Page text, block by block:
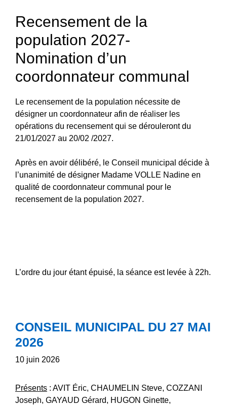
Recensement de la
population 2027-
Nomination d’un
coordonnateur communal
Le recensement de la population nécessite de
désigner un coordonnateur afin de réaliser les
opérations du recensement qui se dérouleront du
21/01/2027 au 20/02 /2027.
Après en avoir délibéré, le Conseil municipal décide à
l’unanimité de désigner Madame VOLLE Nadine en
qualité de coordonnateur communal pour le
recensement de la population 2027.
L’ordre du jour étant épuisé, la séance est levée à 22h.
CONSEIL MUNICIPAL DU 27 MAI
2026
10 juin 2026
Présents : AVIT Éric, CHAUMELIN Steve, COZZANI
Joseph, GAYAUD Gérard, HUGON Ginette,